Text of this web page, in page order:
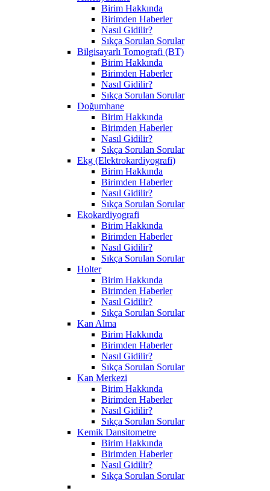
Birim Hakkında
Birimden Haberler
Nasıl Gidilir?
Sıkça Sorulan Sorular
Bilgisayarlı Tomografi (BT)
Birim Hakkında
Birimden Haberler
Nasıl Gidilir?
Sıkça Sorulan Sorular
Doğumhane
Birim Hakkında
Birimden Haberler
Nasıl Gidilir?
Sıkça Sorulan Sorular
Ekg (Elektrokardiyografi)
Birim Hakkında
Birimden Haberler
Nasıl Gidilir?
Sıkça Sorulan Sorular
Ekokardiyografi
Birim Hakkında
Birimden Haberler
Nasıl Gidilir?
Sıkça Sorulan Sorular
Holter
Birim Hakkında
Birimden Haberler
Nasıl Gidilir?
Sıkça Sorulan Sorular
Kan Alma
Birim Hakkında
Birimden Haberler
Nasıl Gidilir?
Sıkça Sorulan Sorular
Kan Merkezi
Birim Hakkında
Birimden Haberler
Nasıl Gidilir?
Sıkça Sorulan Sorular
Kemik Dansitometre
Birim Hakkında
Birimden Haberler
Nasıl Gidilir?
Sıkça Sorulan Sorular